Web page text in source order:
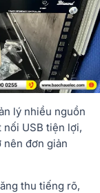
lý nhiều nguồn
USB tiện lợi,
đơn giản
thu tiếng rõ,